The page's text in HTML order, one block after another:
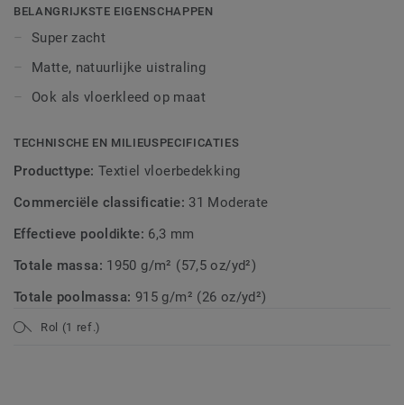
met een subtiele vleug. Tapijt met de luxe look & feel van
zijde.
BELANGRIJKSTE EIGENSCHAPPEN
Super zacht
Matte, natuurlijke uistraling
Ook als vloerkleed op maat
TECHNISCHE EN MILIEUSPECIFICATIES
Producttype: Textiel vloerbedekking
Commerciële classificatie: 31 Moderate
Effectieve pooldikte: 6,3 mm
Totale massa: 1950 g/m² (57,5 oz/yd²)
Totale poolmassa: 915 g/m² (26 oz/yd²)
Rol (1 ref.)